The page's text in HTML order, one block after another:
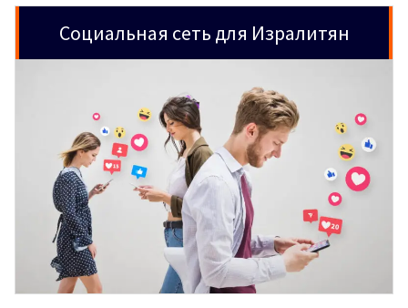
Социальная сеть для Изралитян